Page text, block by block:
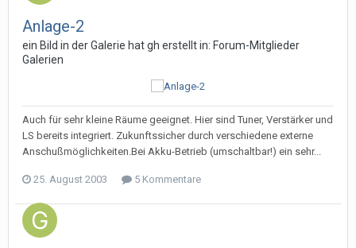
Anlage-2
ein Bild in der Galerie hatgh erstellt in: Forum-Mitglieder
Galerien
Auch für sehr kleine Räume geeignet. Hier sind Tuner, Verstärker und
LS bereits integriert. Zukunftssicher durch verschiedene externe
Anschußmöglichkeiten.Bei Akku-Betrieb (umschaltbar!) ein sehr...
25. August 2003 5 Kommentare